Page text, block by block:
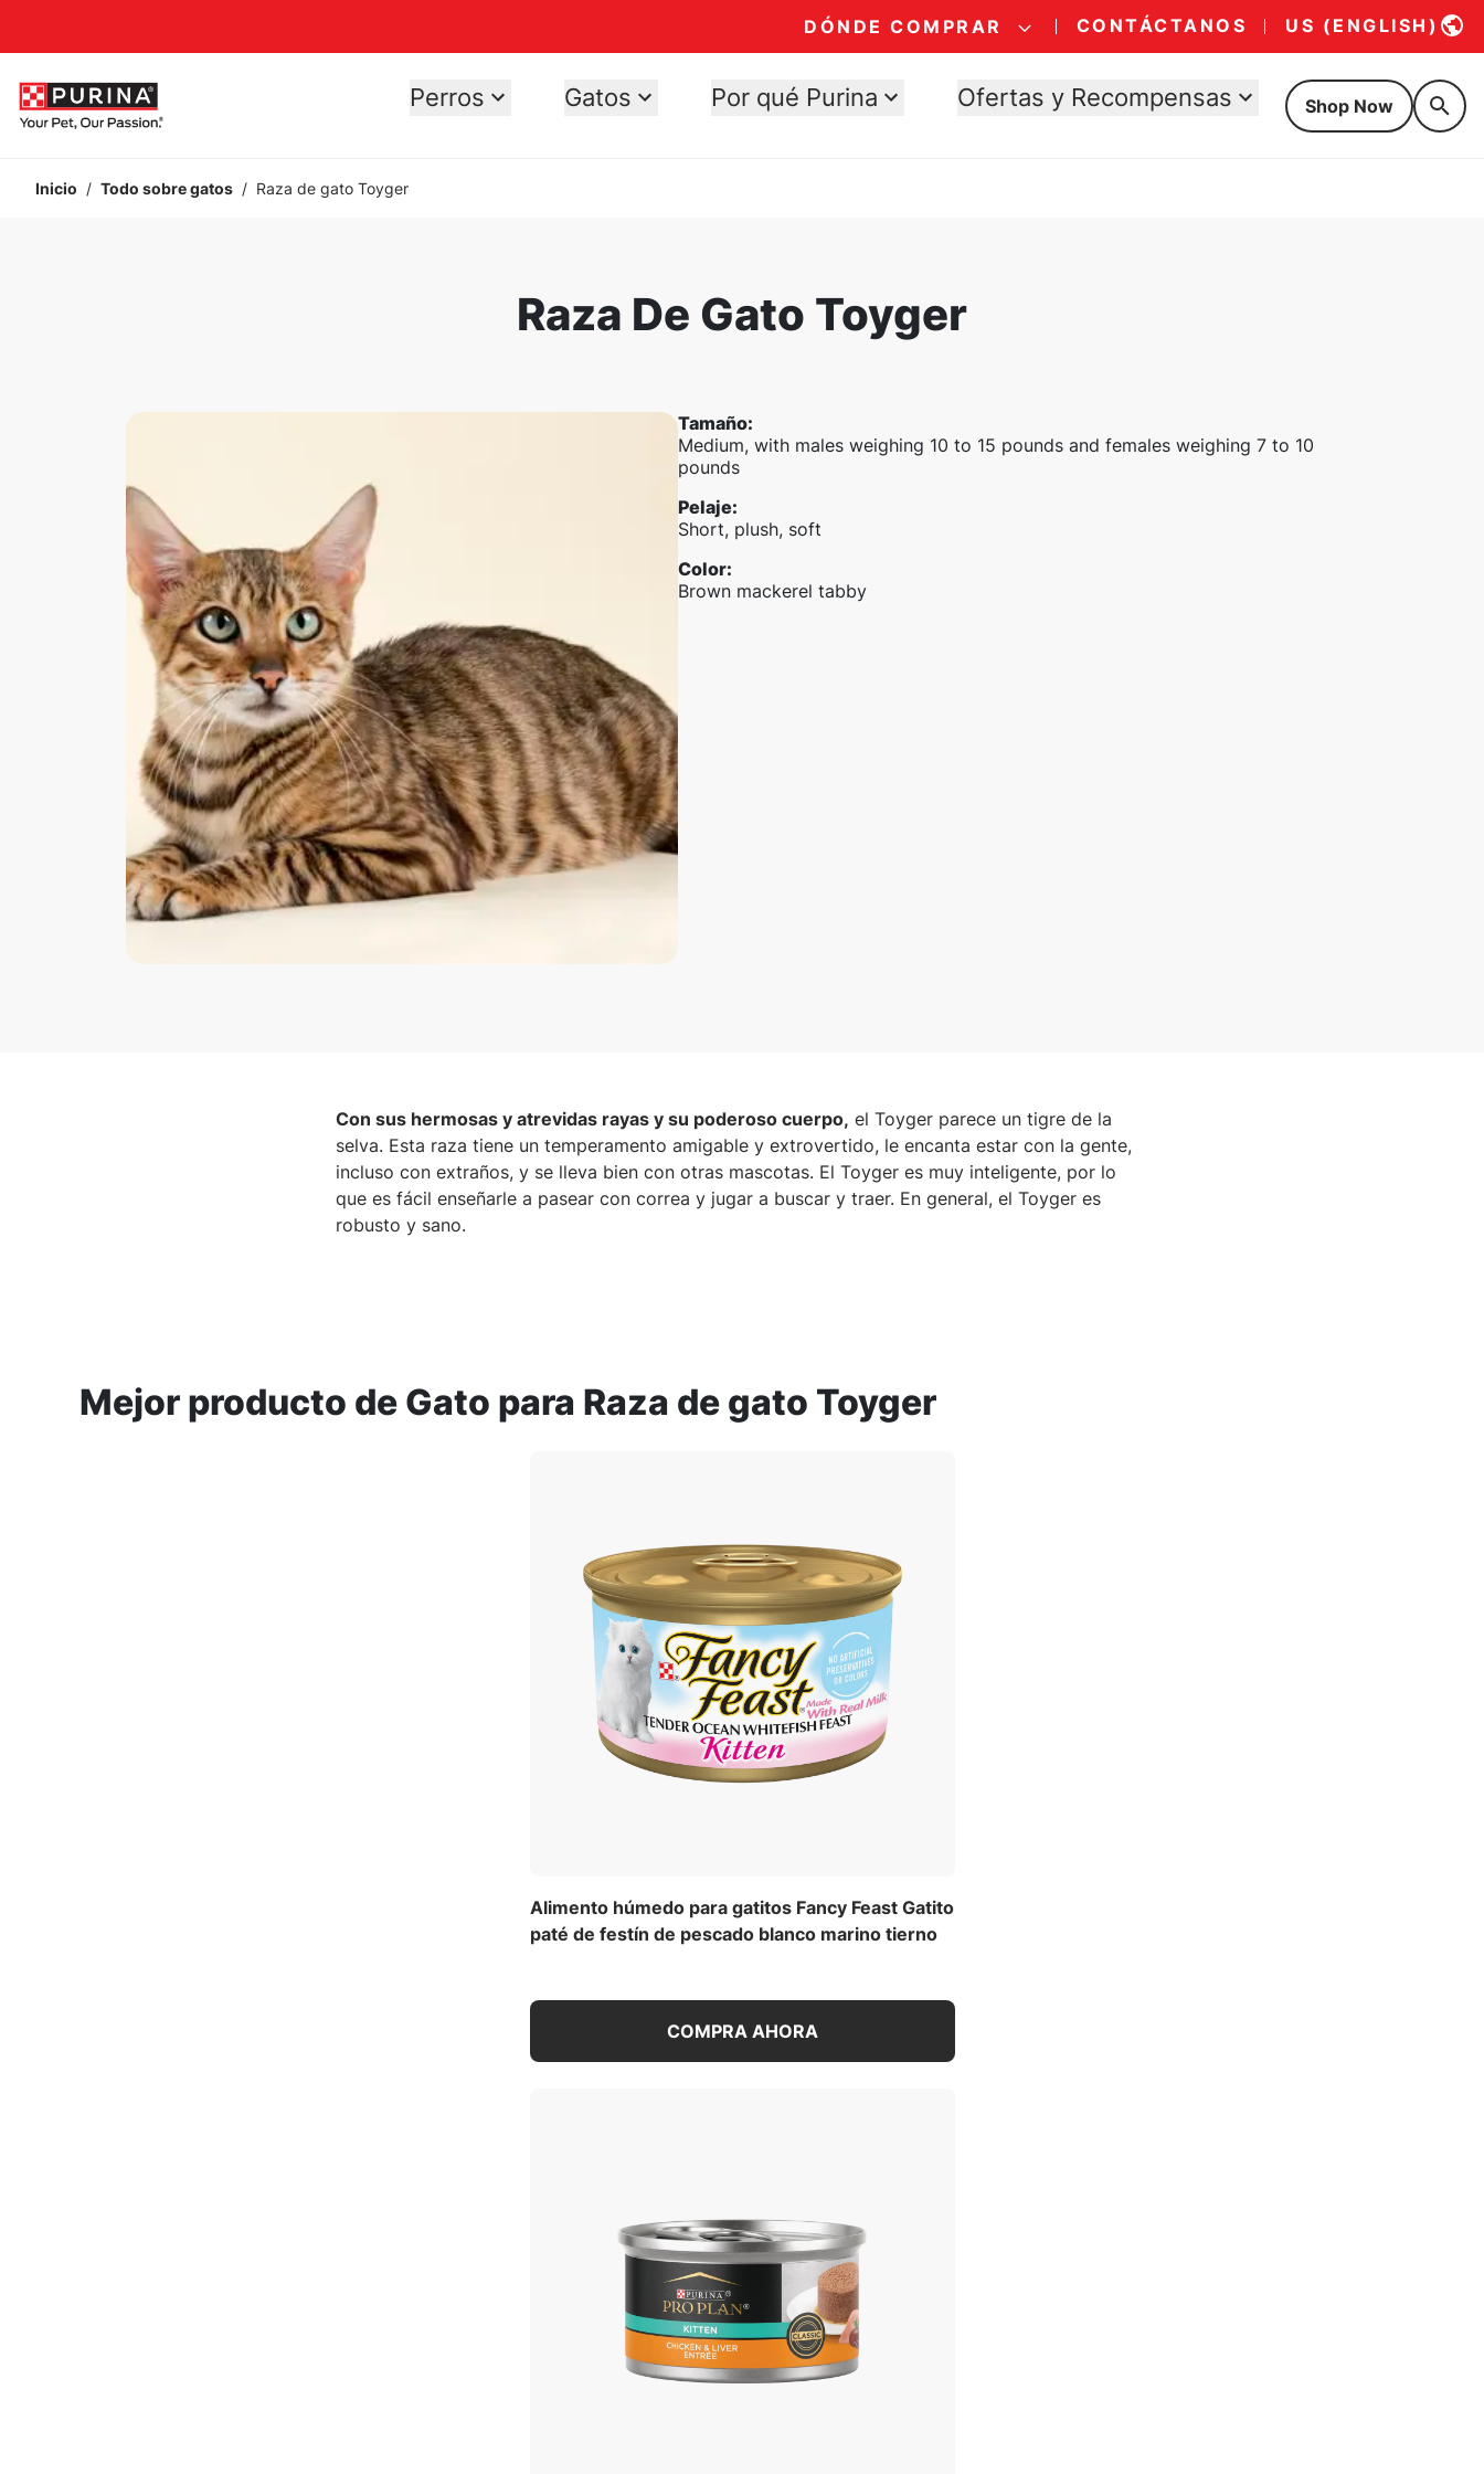
DÓNDE COMPRAR CONTÁCTANOS US (ENGLISH)
Perros Gatos Por qué Purina Ofertas y Recompensas Shop Now
Inicio / Todo sobre gatos / Raza de gato Toyger
Raza De Gato Toyger
Tamaño:
Medium, with males weighing 10 to 15 pounds and females weighing 7 to 10
pounds
Pelaje:
Short, plush, soft
Color:
Brown mackerel tabby
Con sus hermosas y atrevidas rayas y su poderoso cuerpo, el Toyger parece un tigre de la
selva. Esta raza tiene un temperamento amigable y extrovertido, le encanta estar con la gente,
incluso con extraños, y se lleva bien con otras mascotas. El Toyger es muy inteligente, por lo
que es fácil enseñarle a pasear con correa y jugar a buscar y traer. En general, el Toyger es
robusto y sano.
Mejor producto de Gato para Raza de gato Toyger
Alimento húmedo para gatitos Fancy Feast Gatito
paté de festín de pescado blanco marino tierno
COMPRA AHORA